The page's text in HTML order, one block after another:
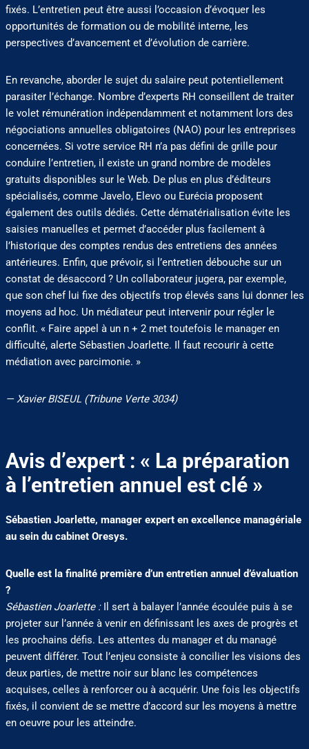
fixés. L’entretien peut être aussi l’occasion d’évoquer les
opportunités de formation ou de mobilité interne, les
perspectives d’avancement et d’évolution de carrière.
En revanche, aborder le sujet du salaire peut potentiellement
parasiter l’échange. Nombre d’experts RH conseillent de traiter
le volet rémunération indépendamment et notamment lors des
négociations annuelles obligatoires (NAO) pour les entreprises
concernées. Si votre service RH n’a pas défini de grille pour
conduire l’entretien, il existe un grand nombre de modèles
gratuits disponibles sur le Web. De plus en plus d’éditeurs
spécialisés, comme Javelo, Elevo ou Eurécia proposent
également des outils dédiés. Cette dématérialisation évite les
saisies manuelles et permet d’accéder plus facilement à
l’historique des comptes rendus des entretiens des années
antérieures. Enfin, que prévoir, si l’entretien débouche sur un
constat de désaccord ? Un collaborateur jugera, par exemple,
que son chef lui fixe des objectifs trop élevés sans lui donner les
moyens ad hoc. Un médiateur peut intervenir pour régler le
conflit. « Faire appel à un n + 2 met toutefois le manager en
difficulté, alerte Sébastien Joarlette. Il faut recourir à cette
médiation avec parcimonie. »
— Xavier BISEUL (Tribune Verte 3034)
Avis d’expert : « La préparation
à l’entretien annuel est clé »
Sébastien Joarlette, manager expert en excellence managériale
au sein du cabinet Oresys.
Quelle est la finalité première d’un entretien annuel d’évaluation
?
Sébastien Joarlette :Il sert à balayer l’année écoulée puis à se
projeter sur l’année à venir en définissant les axes de progrès et
les prochains défis. Les attentes du manager et du managé
peuvent différer. Tout l’enjeu consiste à concilier les visions des
deux parties, de mettre noir sur blanc les compétences
acquises, celles à renforcer ou à acquérir. Une fois les objectifs
fixés, il convient de se mettre d’accord sur les moyens à mettre
en oeuvre pour les atteindre.